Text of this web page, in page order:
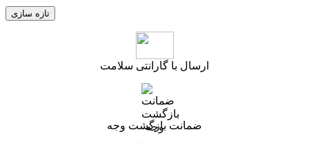
ارسال با گارانتی سلامت
ضمانت بازگشت وجه